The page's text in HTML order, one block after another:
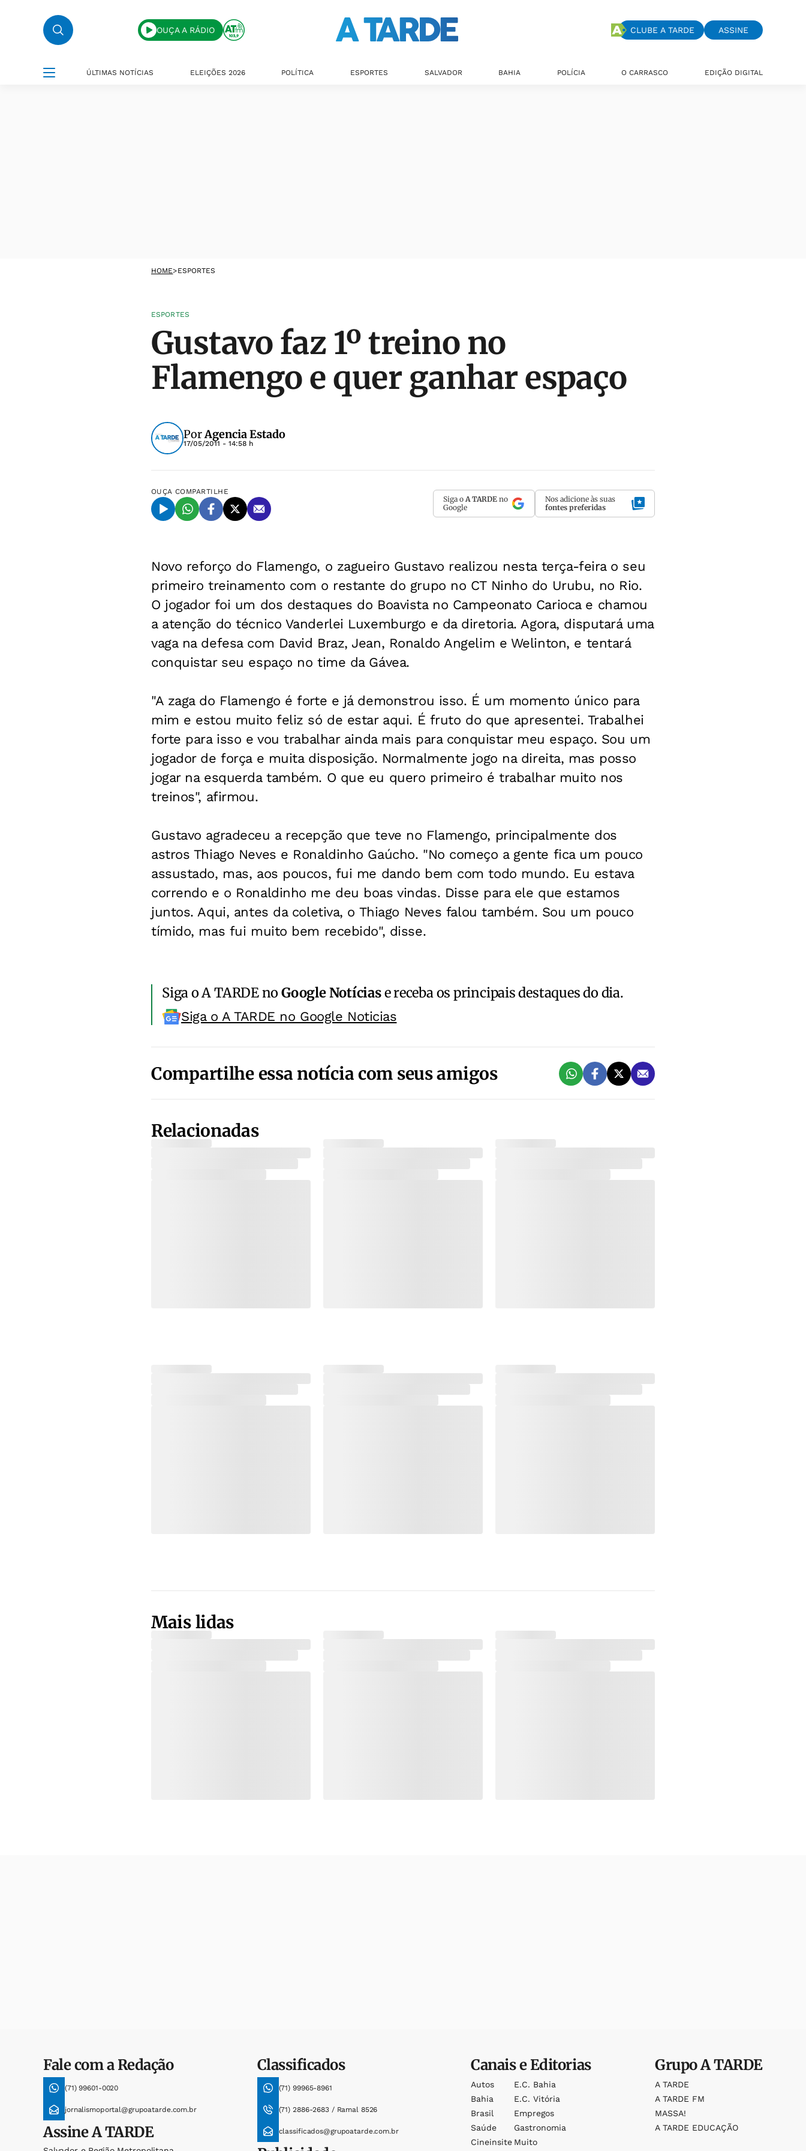
OUÇA A RÁDIO CLUBE A TARDE ASSINE
ÚLTIMAS NOTÍCIAS ELEIÇÕES 2026 POLÍTICA ESPORTES SALVADOR BAHIA POLÍCIA O CARRASCO EDIÇÃO DIGITAL
HOME>ESPORTES
ESPORTES
Gustavo faz 1º treino no
Flamengo e quer ganhar espaço
PorAgencia Estado
17/05/2011 - 14:58 h
OUÇA COMPARTILHE
Siga o A TARDE no
Google
Nos adicione às suas
fontes preferidas
Novo reforço do Flamengo, o zagueiro Gustavo realizou nesta terça-feira o seu
primeiro treinamento com o restante do grupo no CT Ninho do Urubu, no Rio.
O jogador foi um dos destaques do Boavista no Campeonato Carioca e chamou
a atenção do técnico Vanderlei Luxemburgo e da diretoria. Agora, disputará uma
vaga na defesa com David Braz, Jean, Ronaldo Angelim e Welinton, e tentará
conquistar seu espaço no time da Gávea.
"A zaga do Flamengo é forte e já demonstrou isso. É um momento único para
mim e estou muito feliz só de estar aqui. É fruto do que apresentei. Trabalhei
forte para isso e vou trabalhar ainda mais para conquistar meu espaço. Sou um
jogador de força e muita disposição. Normalmente jogo na direita, mas posso
jogar na esquerda também. O que eu quero primeiro é trabalhar muito nos
treinos", afirmou.
Gustavo agradeceu a recepção que teve no Flamengo, principalmente dos
astros Thiago Neves e Ronaldinho Gaúcho. "No começo a gente fica um pouco
assustado, mas, aos poucos, fui me dando bem com todo mundo. Eu estava
correndo e o Ronaldinho me deu boas vindas. Disse para ele que estamos
juntos. Aqui, antes da coletiva, o Thiago Neves falou também. Sou um pouco
tímido, mas fui muito bem recebido", disse.
Siga o A TARDE noGoogle Notíciase receba os principais destaques do dia.
Siga o A TARDE no Google Noticias
Compartilhe essa notícia com seus amigos
Relacionadas
Mais lidas
Fale com a Redação
(71) 99601-0020
jornalismoportal@grupoatarde.com.br
AssineA TARDE
Classificados
(71) 99965-8961
(71) 2886-2683 / Ramal 8526
classificados@grupoatarde.com.br
Canais e Editorias
Autos
Bahia
Brasil
Saúde
Cineinsite
E.c. Bahia
E.c. Vitória
Empregos
Gastronomia
Muito
GrupoA TARDE
A TARDE
A TARDE FM
MASSA!
A TARDE EDUCAÇÃO